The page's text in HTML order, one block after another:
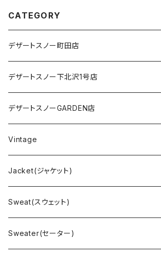
CATEGORY
デザートスノー町田店
デザートスノー下北沢1号店
デザートスノーGARDEN店
Vintage
Jacket(ジャケット)
US Military(ユーエスミリタリー)
EURO Military(ユーロミリタリー）
Sweat(スウェット)
Champion(チャンピオン)
Sweater(セーター)